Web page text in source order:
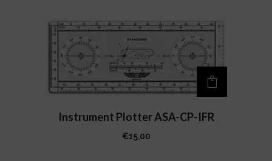
Instrument Plotter ASA-CP-IFR
€15,00